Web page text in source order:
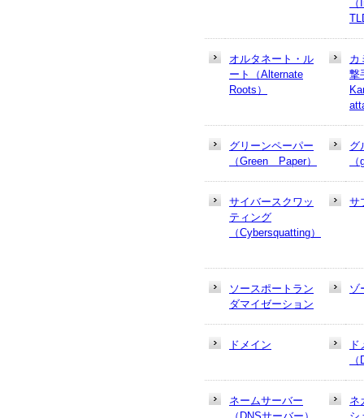
オルタネート・ル
ート（Alternate
Roots）
カ
撃
グリーンペーパー
（Green Paper）
グ
サイバースクワッ
ティング
（Cybersquatting）
サ
ソースポートラン
ダマイゼーション
ゾ
ドメイン
ネームサーバー
ネ